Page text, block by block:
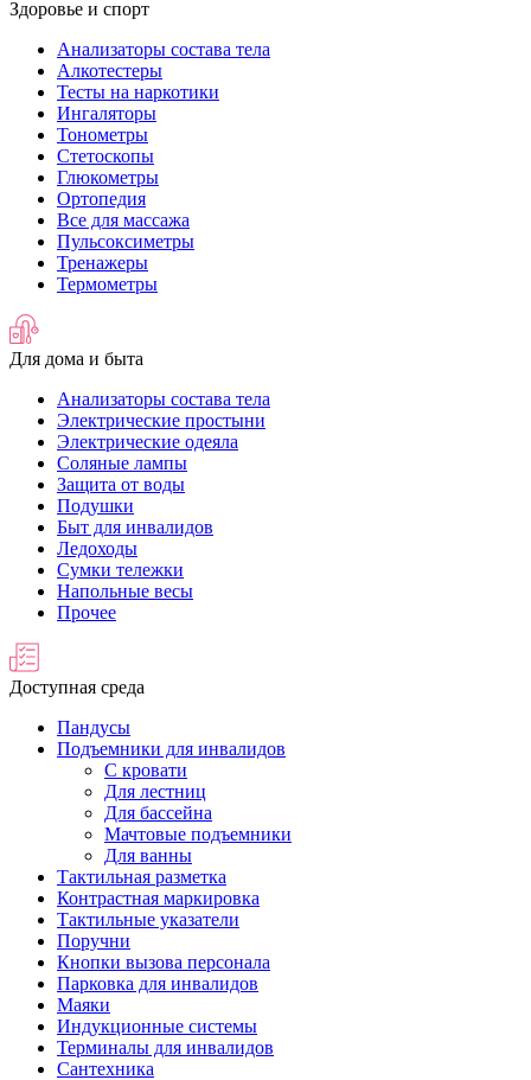
Здоровье и спорт
Анализаторы состава тела
Алкотестеры
Тесты на наркотики
Ингаляторы
Тонометры
Стетоскопы
Глюкометры
Ортопедия
Все для массажа
Пульсоксиметры
Тренажеры
Термометры
Для дома и быта
Анализаторы состава тела
Электрические простыни
Электрические одеяла
Соляные лампы
Защита от воды
Подушки
Быт для инвалидов
Ледоходы
Сумки тележки
Напольные весы
Прочее
Доступная среда
Пандусы
Подъемники для инвалидов
С кровати
Для лестниц
Для бассейна
Мачтовые подъемники
Для ванны
Тактильная разметка
Контрастная маркировка
Тактильные указатели
Поручни
Кнопки вызова персонала
Парковка для инвалидов
Маяки
Индукционные системы
Терминалы для инвалидов
Сантехника